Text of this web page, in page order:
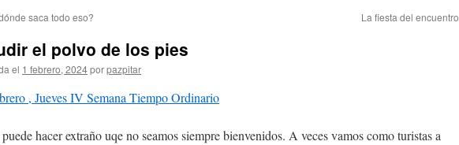
saca todo eso? La fiesta del encuentro
el polvo de los pies
el 1 febrero, 2024porpazpitar
, Jueves IV Semana Tiempo Ordinario
hacer extraño uqe no seamos siempre bienvenidos. A veces vamos como turistas a